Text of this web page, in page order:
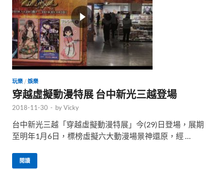
玩樂 / 娛樂
穿越虛擬動漫特展 台中新光三越登場
2018-11-30 - byVicky
台中新光三越「穿越虛擬動漫特展」今(29)日登場，展期
至明年1月6日，標榜虛擬六大動漫場景神還原，經 …
閱讀